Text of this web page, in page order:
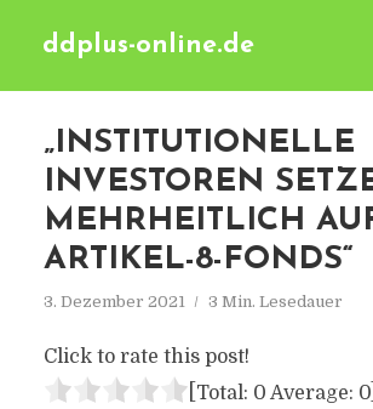
ddplus-online.de
„INSTITUTIONELLE
INVESTOREN
MEHRHEITLICH
ARTIKEL-8-FONDS“
3. Dezember 2021 3 Min. Lesedauer
Click to rate this post!
[Total: 0 Average: 0]